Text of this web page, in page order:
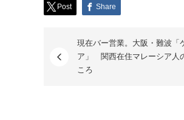
Post Share
現在バー営業。大阪・難波「
ア」 関西在住マレーシア人
ころ